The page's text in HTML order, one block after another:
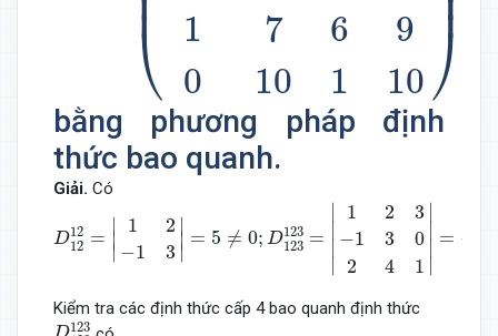
⎜
⎝ 1
7 6
9
0
10 1 10 ⎟
⎠
bằng phương pháp định
thức bao quanh.
Giải. Có
D12
12 =
∣
∣
∣
1
2
−1 3
∣
∣
∣
= 5 ≠ 0; D123
123 = ∣
∣
∣
1 2
3
−1 3
0
2
4 1
∣
∣
∣
= −
D12 12= 1 23 3 24 1
Kiểm tra các định thức cấp 4 bao quanh định thức
123
D123123